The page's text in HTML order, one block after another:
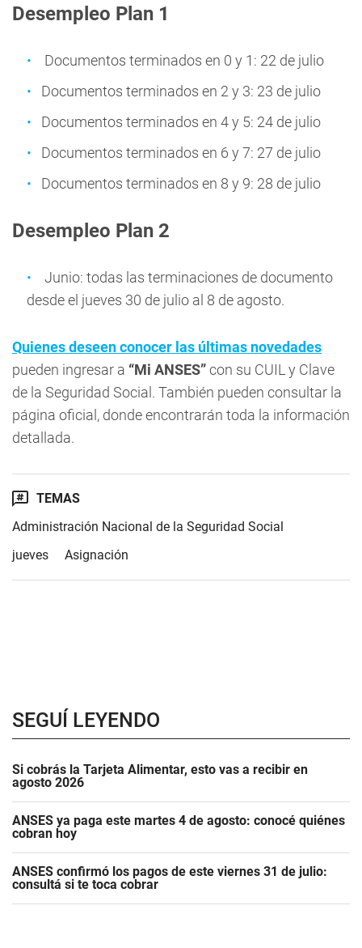
Desempleo Plan 1
Documentos terminados en 0 y 1: 22 de julio
Documentos terminados en 2 y 3: 23 de julio
Documentos terminados en 4 y 5: 24 de julio
Documentos terminados en 6 y 7: 27 de julio
Documentos terminados en 8 y 9: 28 de julio
Desempleo Plan 2
Junio: todas las terminaciones de documento
desde el jueves 30 de julio al 8 de agosto.
Quienes deseen conocer las últimas novedades
pueden ingresar a “Mi ANSES”con su CUIL y Clave
de la Seguridad Social. También pueden consultar la
página oficial, donde encontrarán toda la información
detallada.
TEMAS
Administración Nacional de la Seguridad Social
jueves
Asignación
SEGUÍ LEYENDO
Si cobrás la Tarjeta Alimentar, esto vas a recibir en
agosto 2026
ANSES ya paga este martes 4 de agosto: conocé quiénes
cobran hoy
ANSES confirmó los pagos de este viernes 31 de julio:
consultá si te toca cobrar